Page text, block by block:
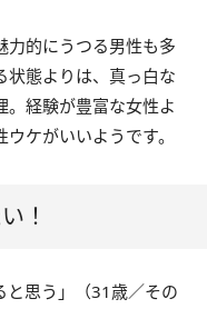
力的にうつる男性も多
状態よりは、真っ白な
。経験が豊富な女性よ
ケがいいようです。
！
と思う」（31歳／その